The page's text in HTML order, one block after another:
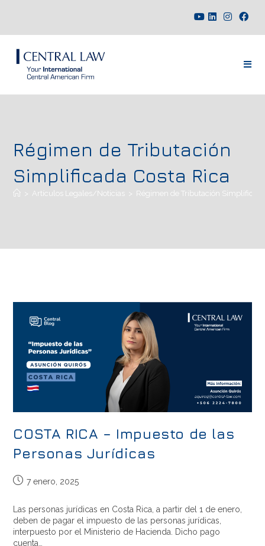
Régimen de Tributación
Simplificada Costa Rica
> Artículos Legales/Noticias > Régimen de Tributación
COSTA RICA – Impuesto de las
Personas Jurídicas
7 enero, 2025
Las personas jurídicas en Costa Rica, a partir del 1 de enero,
deben de pagar el impuesto de las personas jurídicas,
interpuesto por el Ministerio de Hacienda. Dicho pago
cuenta…